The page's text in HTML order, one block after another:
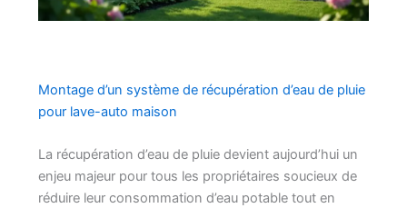
Montage d’un système de récupération d’eau de pluie
pour lave-auto maison
La récupération d’eau de pluie devient aujourd’hui un
enjeu majeur pour tous les propriétaires soucieux de
réduire leur consommation d’eau potable tout en